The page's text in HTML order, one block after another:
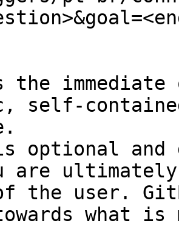
the
self-
optional and
are
the user.
what